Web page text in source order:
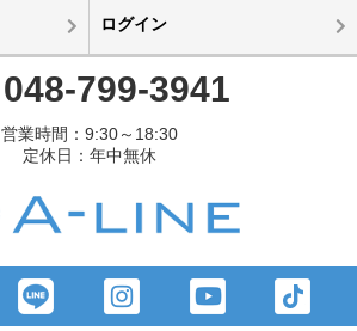
ログイン
048-799-3941
営業時間：9:30～18:30
定休日：年中無休